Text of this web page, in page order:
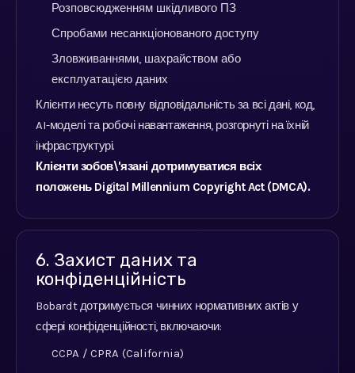
Розповсюдженням шкідливого ПЗ
Спробами несанкціонованого доступу
Зловживаннями, шахрайством або
експлуатацією даних
Клієнти несуть повну відповідальність за всі дані, код,
AI-моделі та робочі навантаження, розгорнуті на їхній
інфраструктурі.
Клієнти зобов\'язані дотримуватися всіх
положень Digital Millennium Copyright Act (DMCA).
6. Захист даних та
конфіденційність
Bobardt дотримується чинних нормативних актів у
сфері конфіденційності, включаючи:
CCPA / CPRA (California)